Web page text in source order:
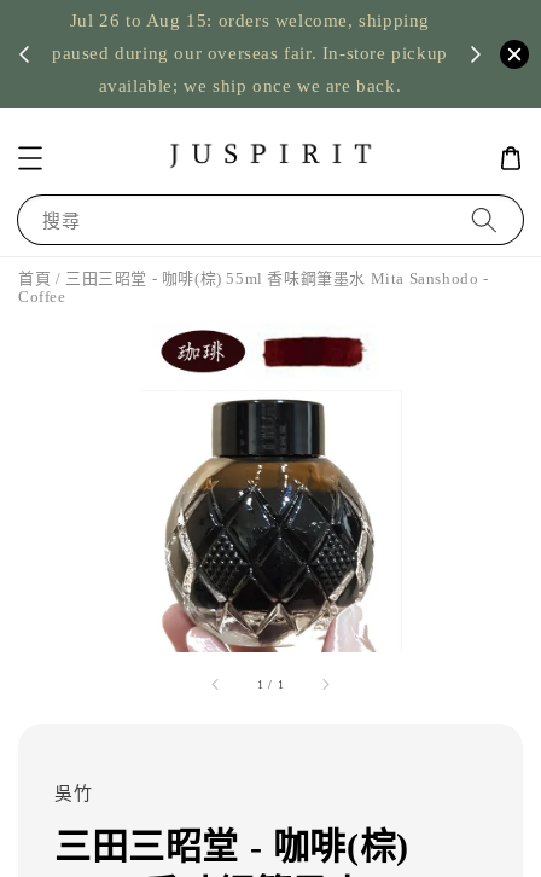
Jul 26 to Aug 15: orders welcome, shipping
paused during our overseas fair. In-store pickup
available; we ship once we are back.
US
搜尋
首頁 / 三田三昭堂 - 咖啡(棕) 55ml 香味鋼筆墨水 Mita Sanshodo -
Coffee
1 / 1
吳竹
三田三昭堂 - 咖啡(棕)